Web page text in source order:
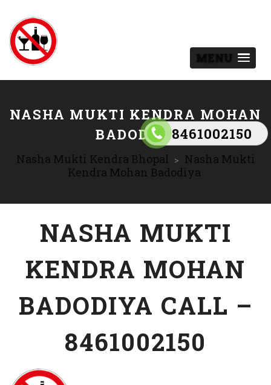
8461002150
MENU
NASHA MUKTI KENDRA MOHAN
BADODIYA
Nasha Mukti Kendra Bhopal > Nasha Mukti
Kendra Mohan Badodiya
NASHA MUKTI
KENDRA MOHAN
BADODIYA CALL –
8461002150